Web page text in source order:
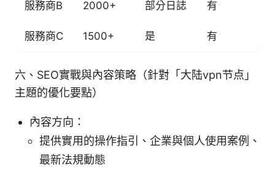
服務商B 2000+ 部分日誌 有
服務商C 1500+ 是 有
六、SEO實戰與內容策略（針對「大陆vpn节点」
主題的優化要點）
內容方向：
提供實用的操作指引、企業與個人使用案例、
最新法規動態